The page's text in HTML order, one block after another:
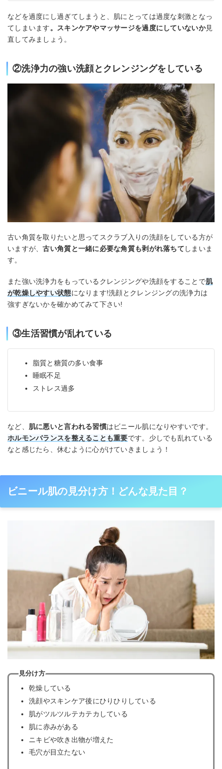
などを過度にし過ぎてしまうと、肌にとっては過度な刺激となっ
てしまいます。スキンケアやマッサージを過度にしていないか見
直してみましょう。
②洗浄力の強い洗顔とクレンジングをしている
古い角質を取りたいと思ってスクラブ入りの洗顔をしている方が
いますが、古い角質と一緒に必要な角質も剥がれ落ちて しまいま
す。
また強い洗浄力をもっているクレンジングや洗顔をすることで肌
が乾燥しやすい状態になります!洗顔とクレンジングの洗浄力は
強すぎないかを確かめてみて下さい!
③生活習慣が乱れている
脂質と糖質の多い食事
睡眠不足
ストレス過多
など、 肌に悪いと言われる習慣はビニール肌になりやすいです。
ホルモンバランスを整えることも重要です。少しでも乱れている
なと感じたら、休むように心がけていきましょう！
ビニール肌の見分け方！どんな見た目？
見分け方
乾燥している
洗顔やスキンケア後にひりひりしている
肌がツルツルテカテカしている
肌に赤みがある
ニキビや吹き出物が増えた
毛穴が目立たない